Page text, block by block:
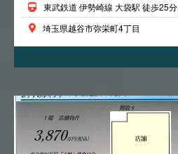
東武鉄道 伊勢崎線 大袋駅 徒歩25分
埼玉県越谷市弥栄町4丁目